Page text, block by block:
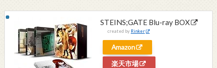
STEINS;GATE Blu-ray BOX
created by Rinker
Amazon
楽天市場